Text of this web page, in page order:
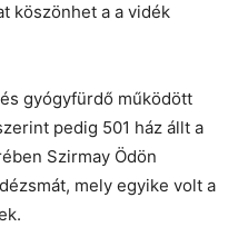
köszönhet a a vidék
gyógyfürdő működött
pedig 501 ház állt a
Szirmay Ödön
mely egyike volt a